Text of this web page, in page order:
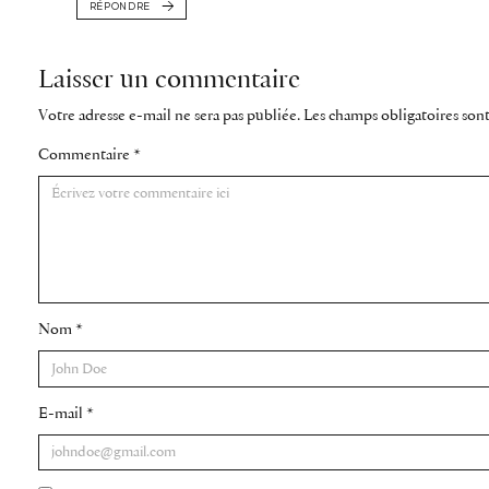
RÉPONDRE
Laisser un commentaire
Votre adresse e-mail ne sera pas publiée. Les champs obligatoires
Commentaire *
Nom *
E-mail *